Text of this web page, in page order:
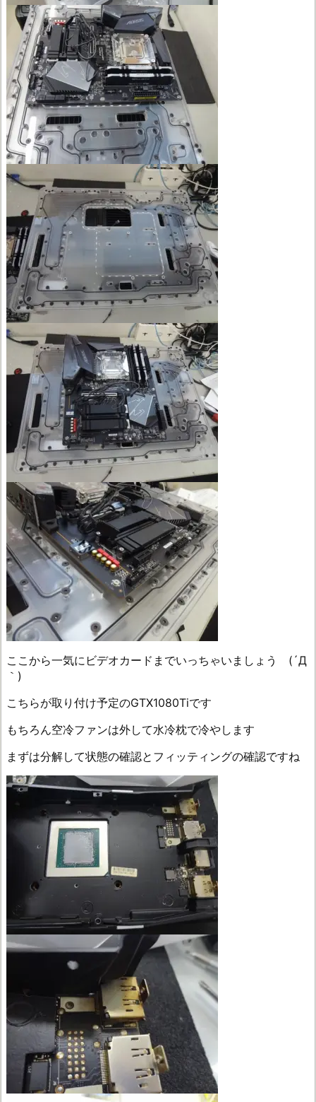
ここから一気にビデオカードまでいっちゃいましょう (´Д
｀)
こちらが取り付け予定のGTX1080Tiです
もちろん空冷ファンは外して水冷枕で冷やします
まずは分解して状態の確認とフィッティングの確認ですね